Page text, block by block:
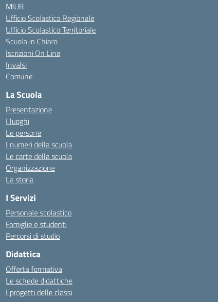
MIUR
Ufficio Scolastico Regionale
Ufficio Scolastico Territoriale
Scuola in Chiaro
Iscrizioni On Line
Invalsi
Comune
La Scuola
Presentazione
I luoghi
Le persone
I numeri della scuola
Le carte della scuola
Organizzazione
La storia
I Servizi
Personale scolastico
Famiglie e studenti
Percorsi di studio
Didattica
Offerta formativa
Le schede didattiche
I progetti delle classi